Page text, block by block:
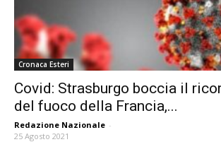
Cronaca Esteri
Covid: Strasburgo boccia il
del fuoco della Francia,...
Redazione Nazionale -
25 Agosto 2021